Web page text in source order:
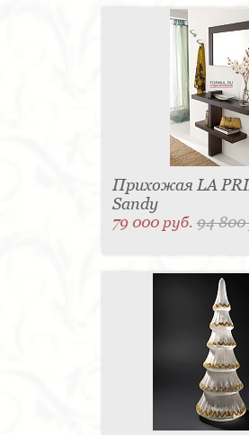
Прихожая LA
Sandy
79 000 руб.94 800